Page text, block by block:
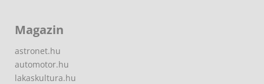
Magazin
astronet.hu
automotor.hu
lakaskultura.hu